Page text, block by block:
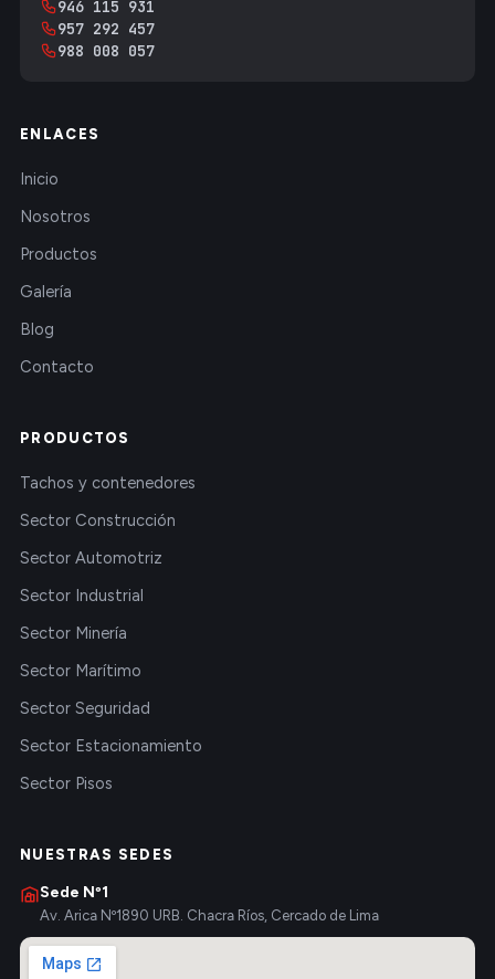
946 115 931
957 292 457
988 008 057
ENLACES
Inicio
Nosotros
Productos
Galería
Blog
Contacto
PRODUCTOS
Tachos y contenedores
Sector Construcción
Sector Automotriz
Sector Industrial
Sector Minería
Sector Marítimo
Sector Seguridad
Sector Estacionamiento
Sector Pisos
NUESTRAS SEDES
Sede Nº1
Av. Arica Nº1890 URB. Chacra Ríos, Cercado de Lima